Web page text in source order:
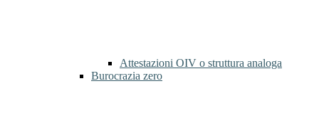
Attestazioni OIV o struttura analoga
Burocrazia zero